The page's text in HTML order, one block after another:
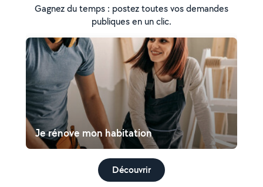
Gagnez du temps : postez toutes vos demandes
publiques en un clic.
Je rénove mon habitation
Découvrir